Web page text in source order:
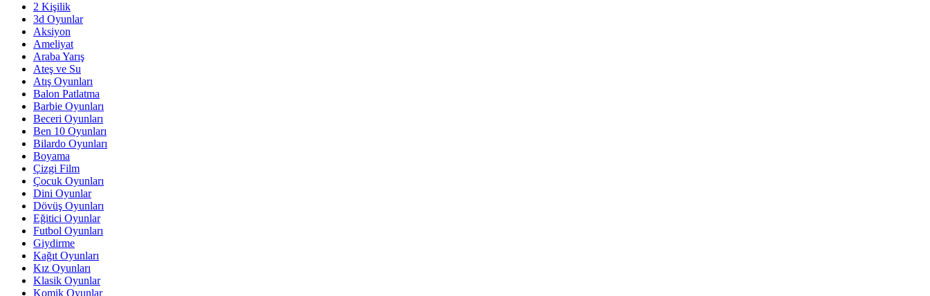
2 Kişilik
3d Oyunlar
Aksiyon
Ameliyat
Araba Yarış
Ateş ve Su
Atış Oyunları
Balon Patlatma
Barbie Oyunları
Beceri Oyunları
Ben 10 Oyunları
Bilardo Oyunları
Boyama
Çizgi Film
Çocuk Oyunları
Dini Oyunlar
Dövüş Oyunları
Eğitici Oyunlar
Futbol Oyunları
Giydirme
Kağıt Oyunları
Kız Oyunları
Klasik Oyunlar
Komik Oyunlar